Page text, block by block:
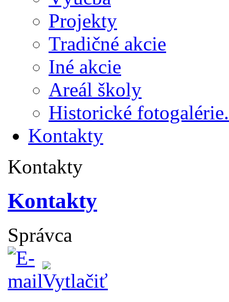
Projekty
Tradičné akcie
Iné akcie
Areál školy
Historické
Kontakty
Kontakty
Kontakty
Správca